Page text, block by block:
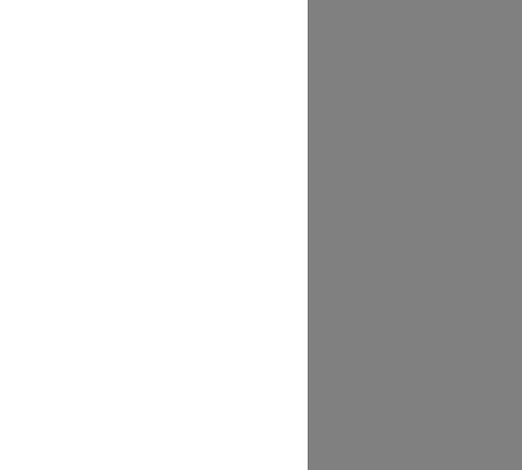
locaux.
part, ceux qui sont
fatigue chronique.
oc), a soif et transpire.
douleurs à l'oreille.
de sa façon d'être
sont fatigués et toujours